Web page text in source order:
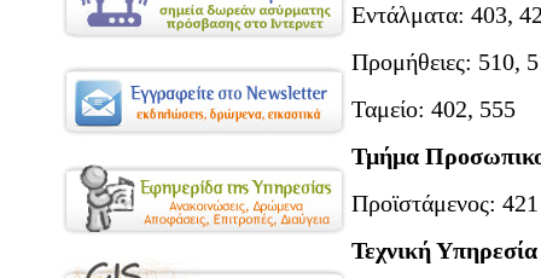
Εντάλματα: 403,
Προμήθειες: 510,
Ταμείο: 402, 555
Τμήμα
Προϊστάμενος: 421
Τεχνική Υπηρεσία